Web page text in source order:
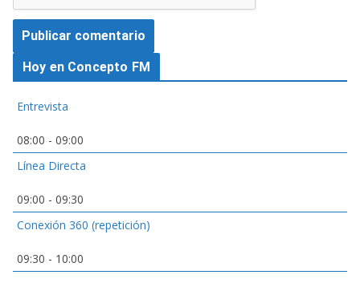
Hoy en Concepto FM
Entrevista
08:00 - 09:00
Línea Directa
09:00 - 09:30
Conexión 360 (repetición)
09:30 - 10:00